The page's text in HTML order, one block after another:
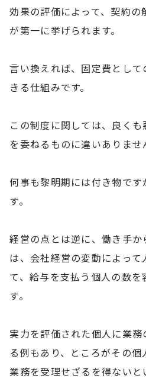
効果の評価によって、契約の
が第一に挙げられます。
言い換えれば、固定費とし
きる仕組みです。
この制度に関しては、良く
を委ねるものに違いありませ
何事も黎明期には付き物で
す。
経営の点とは逆に、働き手
は、会社経営の変動によっ
て、給与を支払う個人の数
す。
実力を評価された個人に業
る例もあり、ところがその
業務を受理せざるを得ない